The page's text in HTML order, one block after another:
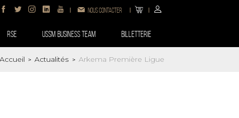
Nous contacter
RSE USSM BUSINESS TEAM Billetterie
Accueil > Actualités > Arkema Première Ligue